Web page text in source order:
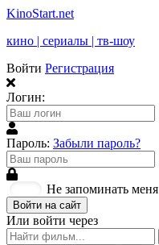
KinoStart.net
кино | сериалы | тв-шоу
Войти Регистрация
Логин:
Пароль: Забыли пароль?
Не запоминать меня
Войти на сайт
Или войти через